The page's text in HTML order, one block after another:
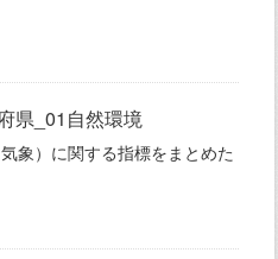
県_01自然環境
象）に関する指標をまとめた